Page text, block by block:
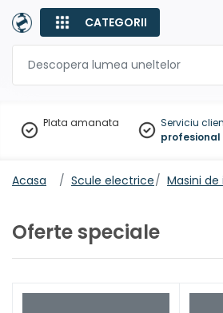
CATEGORII
Plata amanata
Serviciu
profesional
Acasa Scule electrice Masini
Oferte speciale